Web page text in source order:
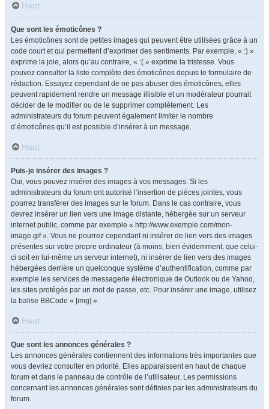
Haut
Que sont les émoticônes ?
Les émoticônes sont de petites images qui peuvent être utilisées grâce à un
code court et qui permettent d’exprimer des sentiments. Par exemple, « :) »
exprime la joie, alors qu’au contraire, « :( » exprime la tristesse. Vous
pouvez consulter la liste complète des émoticônes depuis le formulaire de
rédaction. Essayez cependant de ne pas abuser des émoticônes, elles
peuvent rapidement rendre un message illisible et un modérateur pourrait
décider de le modifier ou de le supprimer complètement. Les
administrateurs du forum peuvent également limiter le nombre
d’émoticônes qu’il est possible d’insérer à un message.
Haut
Puis-je insérer des images ?
Oui, vous pouvez insérer des images à vos messages. Si les
administrateurs du forum ont autorisé l’insertion de pièces jointes, vous
pourrez transférer des images sur le forum. Dans le cas contraire, vous
devrez insérer un lien vers une image distante, hébergée sur un serveur
internet public, comme par exemple « http://www.exemple.com/mon-
image.gif ». Vous ne pourrez cependant ni insérer de lien vers des images
présentes sur votre propre ordinateur (à moins, bien évidemment, que celui-
ci soit en lui-même un serveur internet), ni insérer de lien vers des images
hébergées derrière un quelconque système d’authentification, comme par
exemple les services de messagerie électronique de Outlook ou de Yahoo,
les sites protégés par un mot de passe, etc. Pour insérer une image, utilisez
la balise BBCode « [img] ».
Haut
Que sont les annonces générales ?
Les annonces générales contiennent des informations très importantes que
vous devriez consulter en priorité. Elles apparaissent en haut de chaque
forum et dans le panneau de contrôle de l’utilisateur. Les permissions
concernant les annonces générales sont définies par les administrateurs du
forum.